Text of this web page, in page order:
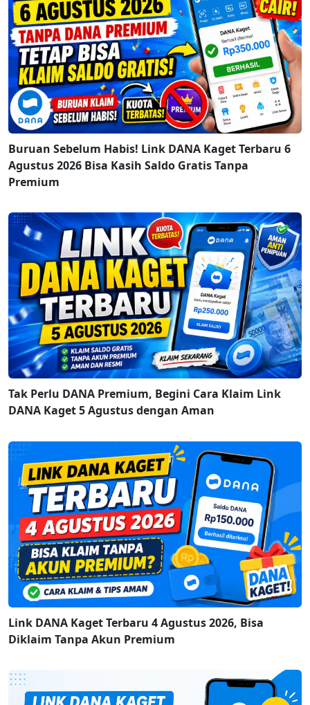
Buruan Sebelum Habis! Link DANA Kaget Terbaru 6
Agustus 2026 Bisa Kasih Saldo Gratis Tanpa
Premium
Tak Perlu DANA Premium, Begini Cara Klaim Link
DANA Kaget 5 Agustus dengan Aman
Link DANA Kaget Terbaru 4 Agustus 2026, Bisa
Diklaim Tanpa Akun Premium